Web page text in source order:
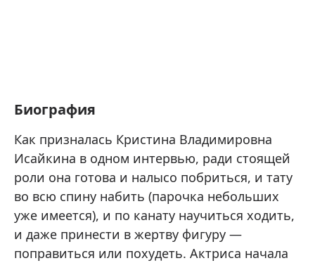
Биография
Как призналась Кристина Владимировна
Исайкина в одном интервью, ради стоящей
роли она готова и налысо побриться, и тату
во всю спину набить (парочка небольших
уже имеется), и по канату научиться ходить,
и даже принести в жертву фигуру —
поправиться или похудеть. Актриса начала